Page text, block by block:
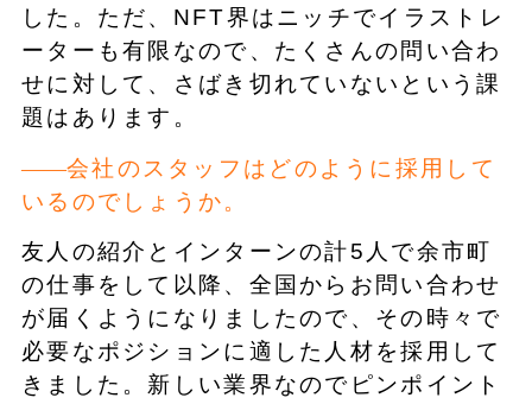
した。ただ、NFT界はニッチでイラストレ
ーターも有限なので、たくさんの問い合わ
せに対して、さばき切れていないという課
題はあります。
会社のスタッフはどのように採用して
いるのでしょうか。
友人の紹介とインターンの計5人で余市町
の仕事をして以降、全国からお問い合わせ
が届くようになりましたので、その時々で
必要なポジションに適した人材を採用して
きました。新しい業界なのでピンポイント